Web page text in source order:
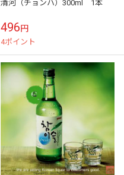
清河（チョンハ）300ml 1本
496円
4ポイント